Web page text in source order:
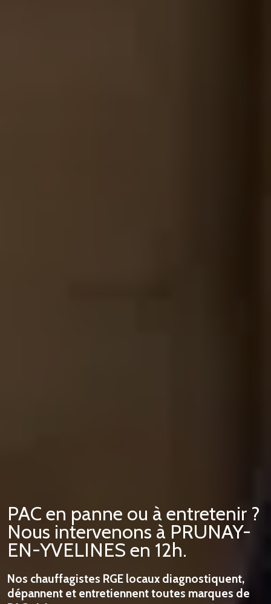
PAC en panne ou à entretenir ?
Nous intervenons à PRUNAY-
EN-YVELINES en 12h.
Nos chauffagistes RGE locaux diagnostiquent,
dépannent et entretiennent toutes marques de